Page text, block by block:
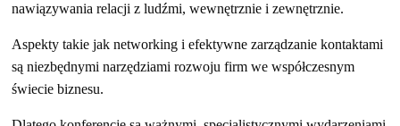
prowadzić
działalność
nawiązywania relacji z ludźmi, wewnętrznie i zewnętrznie.
Aspekty takie jak networking i efektywne zarządzanie kontaktami
są niezbędnymi narzędziami rozwoju firm we współczesnym
świecie biznesu.